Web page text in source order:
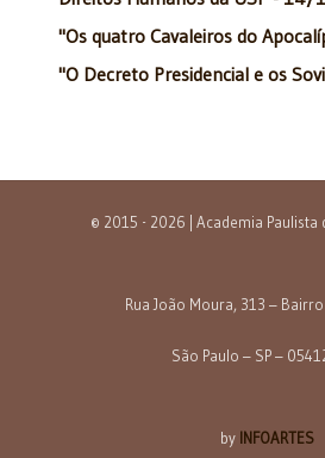
"Os quatro Cavaleiros do
"O Decreto Presidencial e os
© 2015 - 2026 | Academia Paulista
Rua João Moura, 313 –
São Paulo – SP –
by INFOARTES